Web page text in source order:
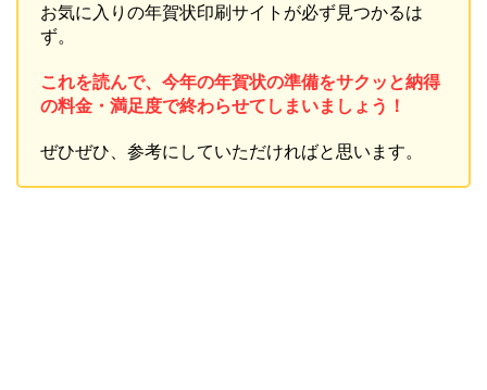
お気に入りの年賀状印刷サイトが必ず見つかるは
ず。
これを読んで、今年の年賀状の準備をサクッと納得
の料金・満足度で終わらせてしまいましょう！
ぜひぜひ、参考にしていただければと思います。